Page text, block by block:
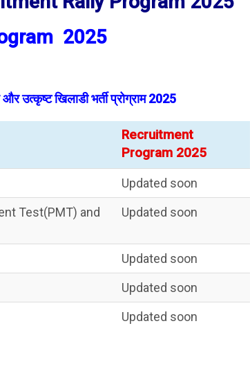
2025
और उत्कृष्ट खिलाडी भर्ती प्रोग्राम 2025
Recruitment
Program 2025
Updated soon
Test(PMT) and
Updated soon
Updated soon
Updated soon
Updated soon